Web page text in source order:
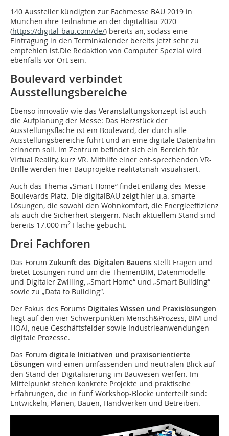
140 Aussteller kündigten zur Fachmesse BAU 2019 in
München ihre Teilnahme an der digitalBau 2020
(https://digital-bau.com/de/) bereits an, sodass eine
Eintragung in den Terminkalender bereits jetzt sehr zu
empfehlen ist.Die Redaktion von Computer Spezial wird
ebenfalls vor Ort sein.
Boulevard verbindet
Ausstellungsbereiche
Ebenso innovativ wie das Veranstaltungskonzept ist auch
die Aufplanung der Messe: Das Herzstück der
Ausstellungsfläche ist ein Boulevard, der durch alle
Ausstellungsbereiche führt und an eine digitale Datenbahn
erinnern soll. Im Zentrum befindet sich ein Bereich für
Virtual Reality, kurz VR. Mithilfe einer ent-sprechenden VR-
Brille werden hier Bauprojekte realitätsnah visualisiert.
Auch das Thema „Smart Home“ findet entlang des Messe-
Boulevards Platz. Die digitalBAU zeigt hier u.a. smarte
Lösungen, die sowohl den Wohnkomfort, die Energieeffizienz
als auch die Sicherheit steigern. Nach aktuellem Stand sind
bereits 17.000 m2 Fläche gebucht.
Drei Fachforen
Das Forum Zukunft des Digitalen Bauens stellt Fragen und
bietet Lösungen rund um die ThemenBIM, Datenmodelle
und Digitaler Zwilling, „Smart Home“ und „Smart Building“
sowie zu „Data to Building“.
Der Fokus des Forums Digitales Wissen und Praxislösungen
liegt auf den vier Schwerpunkten Mensch&Prozess, BIM und
HOAI, neue Geschäftsfelder sowie Industrieanwendungen –
digitale Prozesse.
Das Forum digitale Initiativen und praxisorientierte
Lösungen wird einen umfassenden und neutralen Blick auf
den Stand der Digitalisierung im Bauwesen werfen. Im
Mittelpunkt stehen konkrete Projekte und praktische
Erfahrungen, die in fünf Workshop-Blöcke unterteilt sind:
Entwickeln, Planen, Bauen, Handwerken und Betreiben.